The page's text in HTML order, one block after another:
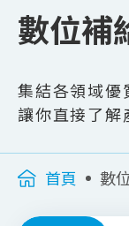
數位補
集結各領域優
讓你直接了解
首頁 數